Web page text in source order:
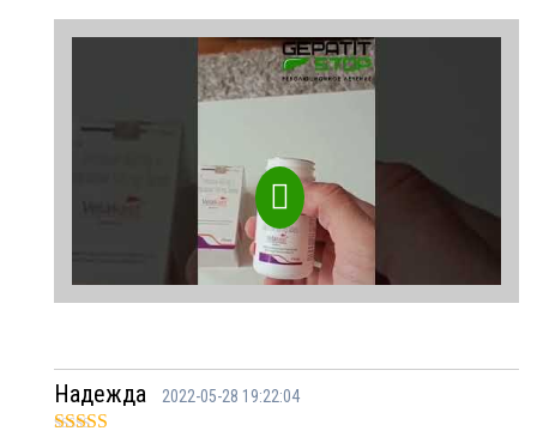
Надежда 2022-05-28 19:22:04